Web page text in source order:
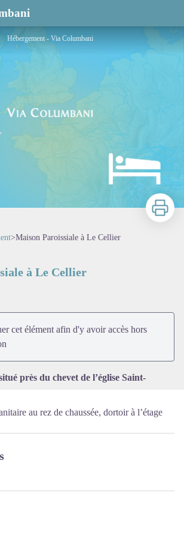
Cellier
Hébergement - Via Columbani
Imprimer
>Maison Paroissiale à Le Cellier
à Le Cellier
cet élément afin d'y avoir accès hors
près du chevet de l’église Saint-
au rez de chaussée, dortoir à l’étage